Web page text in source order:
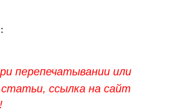
перепечатывании или
ссылка на сайт